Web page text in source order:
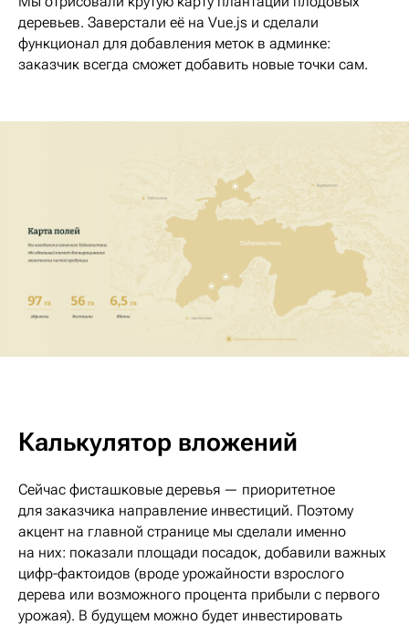
деревьев. Заверстали её на Vue.js и сделали
функционал для добавления меток в админке:
заказчик всегда сможет добавить новые точки сам.
Калькулятор вложений
Сейчас фисташковые деревья — приоритетное
для заказчика направление инвестиций. Поэтому
акцент на главной странице мы сделали именно
на них: показали площади посадок, добавили важных
цифр-фактоидов (вроде урожайности взрослого
дерева или возможного процента прибыли с первого
урожая). В будущем можно будет инвестировать